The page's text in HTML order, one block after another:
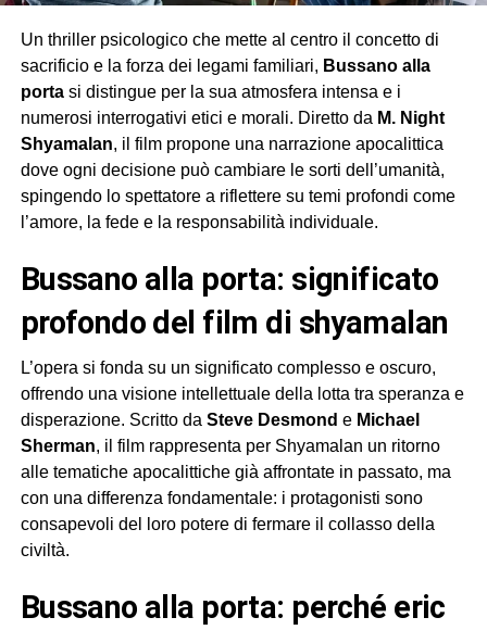
Un thriller psicologico che mette al centro il concetto di
sacrificio e la forza dei legami familiari, Bussano alla
portasi distingue per la sua atmosfera intensa e i
numerosi interrogativi etici e morali. Diretto da M. Night
Shyamalan, il film propone una narrazione apocalittica
dove ogni decisione può cambiare le sorti dell’umanità,
spingendo lo spettatore a riflettere su temi profondi come
l’amore, la fede e la responsabilità individuale.
bussano alla porta: significato
profondo del film di shyamalan
L’opera si fonda su un significato complesso e oscuro,
offrendo una visione intellettuale della lotta tra speranza e
disperazione. Scritto da Steve Desmond e Michael
Sherman, il film rappresenta per Shyamalan un ritorno
alle tematiche apocalittiche già affrontate in passato, ma
con una differenza fondamentale: i protagonisti sono
consapevoli del loro potere di fermare il collasso della
civiltà.
bussano alla porta: perché eric